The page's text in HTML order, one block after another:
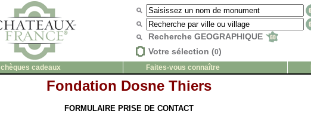
Recherche GEOGRAPHIQUE
Votre sélection (0)
chèques cadeaux Faites-vous connaître
Fondation Dosne Thiers
FORMULAIRE PRISE DE CONTACT